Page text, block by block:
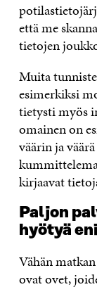
että me
tietojen
Muita
esimerkiksi
tietysti myös
omainen on
väärin ja
kirjaavat
Paljon
hyötyä
Vähän
ovat ovet,